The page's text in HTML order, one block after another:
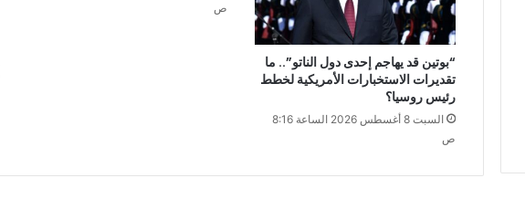
“بوتين قد يهاجم إحدى دول الناتو”.. ما
تقديرات الاستخبارات الأمريكية لخطط
رئيس روسيا؟
السبت 8 أغسطس 2026 الساعة 8:16
ص
ص